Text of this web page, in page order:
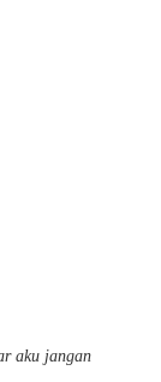
aku jangan